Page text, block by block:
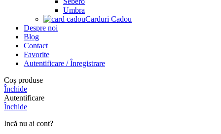
Umbra
Carduri Cadou
Despre noi
Blog
Contact
Favorite
Autentificare / Înregistrare
Coș produse
Închide
Autentificare
Închide
Incă nu ai cont?